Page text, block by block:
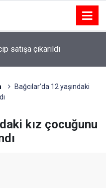
satışa çıkarıldı
Bağcılar’da 12 yaşındaki
kız çocuğunu